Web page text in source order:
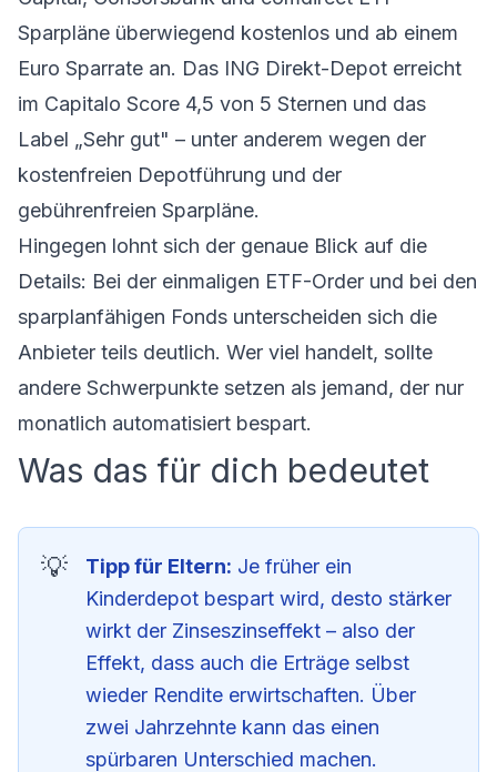
Sparpläne überwiegend kostenlos und ab einem
Euro Sparrate an. Das ING Direkt-Depot erreicht
im Capitalo Score 4,5 von 5 Sternen und das
Label „Sehr gut" – unter anderem wegen der
kostenfreien Depotführung und der
gebührenfreien Sparpläne.
Hingegen lohnt sich der genaue Blick auf die
Details: Bei der einmaligen ETF-Order und bei den
sparplanfähigen Fonds unterscheiden sich die
Anbieter teils deutlich. Wer viel handelt, sollte
andere Schwerpunkte setzen als jemand, der nur
monatlich automatisiert bespart.
Was das für dich bedeutet
Tipp für Eltern: Je früher ein
Kinderdepot bespart wird, desto stärker
wirkt der Zinseszinseffekt – also der
Effekt, dass auch die Erträge selbst
wieder Rendite erwirtschaften. Über
zwei Jahrzehnte kann das einen
spürbaren Unterschied machen.